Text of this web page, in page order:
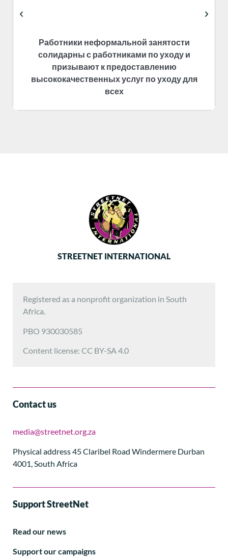
Работники неформальной занятости
солидарны с работниками по уходу и
призывают к предоставлению
высококачественных услуг по уходу для
всех
STREETNET INTERNATIONAL
Registered as a nonprofit organization in South
Africa.
PBO 930030585
Content license: CC BY-SA 4.0
Contact us
media@streetnet.org.za
Physical address 45 Claribel Road Windermere Durban
4001, South Africa
Support StreetNet
Read our news
Support our campaigns